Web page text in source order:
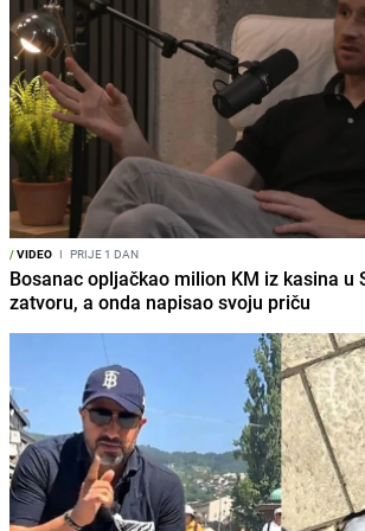
/VIDEO I PRIJE 1 DAN
Bosanac opljačkao milion KM iz kasina u
zatvoru, a onda napisao svoju priču